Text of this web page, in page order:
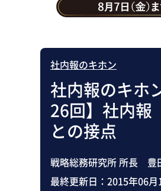
社内報のキホン
社内報のキホ
26回】社内
との接点
戦略総務研究所 所長 豊
最終更新日： 2015年06月